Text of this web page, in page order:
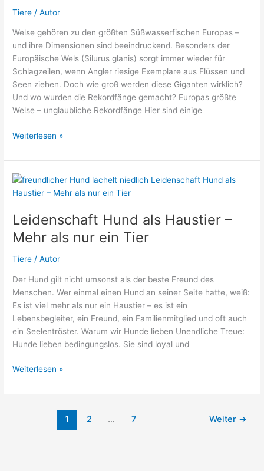
Tiere /Autor
Welse gehören zu den größten Süßwasserfischen Europas –
und ihre Dimensionen sind beeindruckend. Besonders der
Europäische Wels (Silurus glanis) sorgt immer wieder für
Schlagzeilen, wenn Angler riesige Exemplare aus Flüssen und
Seen ziehen. Doch wie groß werden diese Giganten wirklich?
Und wo wurden die Rekordfänge gemacht? Europas größte
Welse – unglaubliche Rekordfänge Hier sind einige
Die
Welse,
die
gefangen
wurden
–
der
Süßgewässer
Weiterlesen »
Leidenschaft Hund als Haustier –
Mehr als nur ein Tier
Tiere /Autor
Der Hund gilt nicht umsonst als der beste Freund des
Menschen. Wer einmal einen Hund an seiner Seite hatte, weiß:
Es ist viel mehr als nur ein Haustier – es ist ein
Lebensbegleiter, ein Freund, ein Familienmitglied und oft auch
ein Seelentröster. Warum wir Hunde lieben Unendliche Treue:
Hunde lieben bedingungslos. Sie sind loyal und
Leidenschaft
Weiterlesen »
1 2 … 7 Weiter →